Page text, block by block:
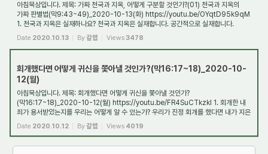
아침묵상입니다. 제목: 가짜 천국과 지옥, 어떻게 구분할 것인가?(01) 천국과 지옥의
가짜 판별법(막9:43~49)_2020-10-13(화) https://youtu.be/OYqtD95k9qM
1. 천국과 지옥은 실재하나요? 천국과 지옥은 실재합니다. 공간적으로 실재합니다.
왜냐하면 천국은 ...
Date 2020.10.13 By갈렙 Views3478
회개했다면 어떻게 귀신을 쫓아낼 것인가?(막16:17~18)_2020-10-
12(월)
아침묵상입니다. 제목: 회개했다면 어떻게 귀신을 쫓아낼 것인가?
(막16:17~18)_2020-10-12(월) https://youtu.be/FR4SuCTkzkI 1. 회개한 내
죄가 용서받았는지를 우리는 어떻게 알 수 있는가? 우리가 진정 회개를 했다면 내가 지은
죄가 씻겨졌는지 우리는 어...
Date 2020.10.12 By갈렙 Views 4019